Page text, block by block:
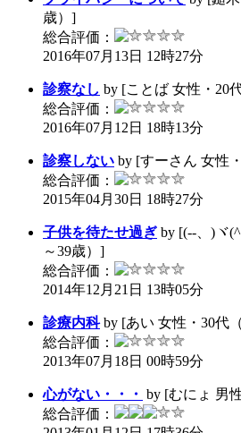
歳）]
総合評価：
2016年07月13日 12時27分
診察なし by [ことば 女性・20
総合評価：
2016年07月12日 18時13分
診察しない by [すーさん 女性
総合評価：
2015年04月30日 18時27分
子供を待たせ過ぎ by [(--、)ヾ
～39歳）]
総合評価：
2014年12月21日 13時05分
診療内科by [あい 女性・30代
総合評価：
2013年07月18日 00時59分
心がない・・・ by [むにょ 男
総合評価：